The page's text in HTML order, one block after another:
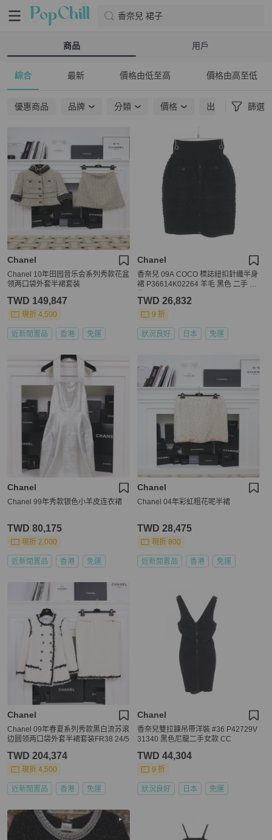
香奈兒 裙子
商品 用戶
綜合 最新 價格由低至高 價格由高至低
優惠商品 品牌 分類 價格 出貨地點 篩選
Chanel
Chanel 10年田园音乐会系列秀款花盆
领两口袋外套半裙套装
TWD 149,847
現折 4,500
近新閒置品 香港 免運
Chanel
香奈兒 09A COCO 標誌紐扣針織半身
裙 P36614K02264 羊毛 黑色 二手 女
TWD 26,832
9 折
狀況良好 日本 免運
Chanel
Chanel 99年秀款银色小羊皮连衣裙
TWD 80,175
現折 2,000
近新閒置品 香港 免運
Chanel
Chanel 04年彩虹粗花呢半裙
TWD 28,475
現折 800
近新閒置品 香港 免運
Chanel
Chanel 09年春夏系列秀款黑白流苏滚
边圆领两口袋外套半裙套装FR38 24/5
TWD 204,374
現折 4,500
近新閒置品 香港 免運
Chanel
香奈兒雙拉鍊吊帶洋裝 #36 P42729V
31340 黑色尼龍二手女款 CC
TWD 44,304
9 折
狀況良好 日本 免運